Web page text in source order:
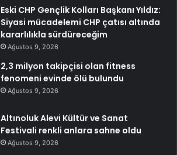
Eski CHP Gençlik Kolları Başkanı Yıldız:
Siyasi mücadelemi CHP çatısı altında
kararlılıkla sürdüreceğim
Ağustos 9, 2026
2,3 milyon takipçisi olan fitness
fenomeni evinde ölü bulundu
Ağustos 9, 2026
Altınoluk Alevi Kültür ve Sanat
Festivali renkli anlara sahne oldu
Ağustos 9, 2026